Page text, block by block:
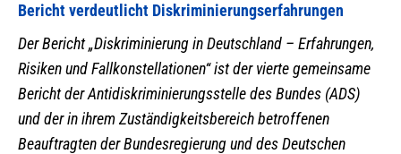
Bericht verdeutlicht Diskriminierungserfahrungen
Der Bericht „Diskriminierung in Deutschland – Erfahrungen,
Risiken und Fallkonstellationen“ ist der vierte gemeinsame
Bericht der Antidiskriminierungsstelle des Bundes (ADS)
und der in ihrem Zuständigkeitsbereich betroffenen
Beauftragten der Bundesregierung und des Deutschen